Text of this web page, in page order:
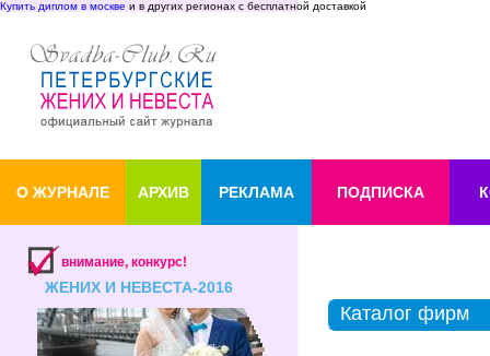
Купить диплом в москве и в других регионах с бесплатной доставкой
О ЖУРНАЛЕ АРХИВ РЕКЛАМА ПОДПИСКА
внимание, конкурс!
ЖЕНИХ И НЕВЕСТА-2016
Каталог фирм